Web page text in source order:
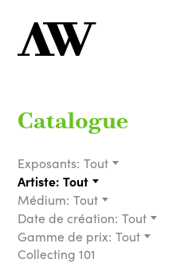
Catalogue
Exposants: Tout
Artiste: Tout
Médium: Tout
Date de création: Tout
Gamme de prix: Tout
Collecting 101